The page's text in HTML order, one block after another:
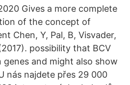
Gives a more complete
of the concept of
Chen, Y, Pal, B, Visvader,
possibility that BCV
and might also show
nás najdete přes 29 000